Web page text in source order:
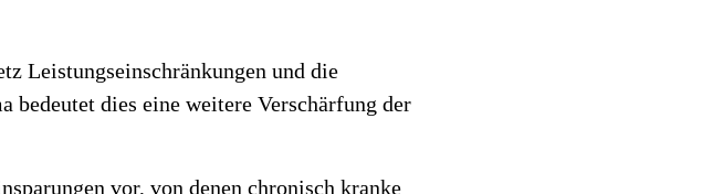
Leistungseinschränkungen und die
bedeutet dies eine weitere Verschärfung der
vor, von denen chronisch kranke